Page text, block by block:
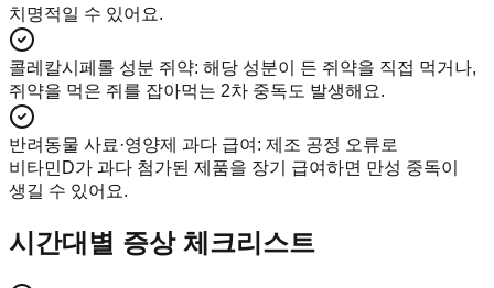
치명적일 수 있어요.
콜레칼시페롤 성분 쥐약: 해당 성분이 든 쥐약을 직접 먹거나,
쥐약을 먹은 쥐를 잡아먹는 2차 중독도 발생해요.
반려동물 사료·영양제 과다 급여 : 제조 공정 오류로
비타민D가 과다 첨가된 제품을 장기 급여하면 만성 중독이
생길 수 있어요.
시간대별 증상 체크리스트